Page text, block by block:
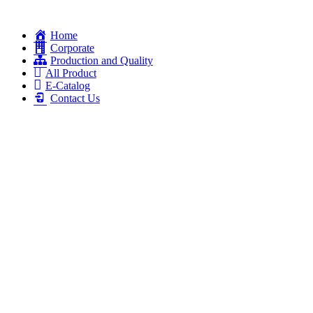
Home
Corporate
Production and Quality
All Product
E-Catalog
Contact Us